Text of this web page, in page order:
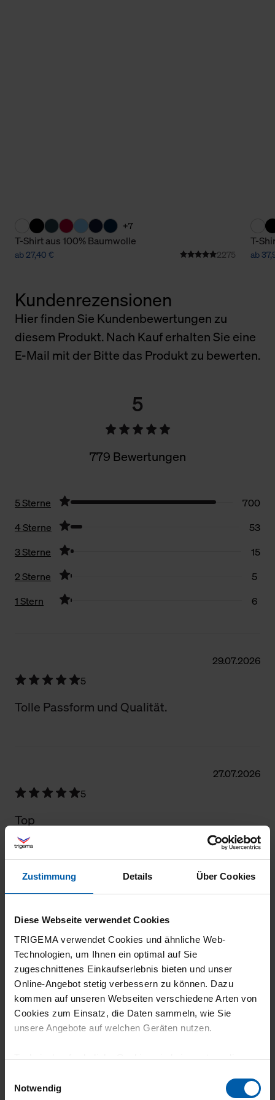
Zustimmung Details Über Cookies
Diese Webseite verwendet Cookies
TRIGEMA verwendet Cookies und ähnliche Web-
Technologien, um Ihnen ein optimal auf Sie
zugeschnittenes Einkaufserlebnis bieten und unser
Online-Angebot stetig verbessern zu können. Dazu
kommen auf unseren Webseiten verschiedene Arten von
Cookies zum Einsatz, die Daten sammeln, wie Sie
unsere Angebote auf welchen Geräten nutzen.
Technisch erforderliche Cookies sind eine notwendige
grundlegende Funktionen wie etwa zur Auswahl und
Notwendig
+7
T-Shirt aus 100% Baumwolle
ab 27,40 € 2275
T-
ab
Kundenrezensionen
Hier finden Sie Kundenbewertungen zu
diesem Produkt. Nach Kauf erhalten Sie eine
E-Mail mit der Bitte das Produkt zu bewerten.
5
779 Bewertungen
5 Sterne
700
4 Sterne
53
3 Sterne
15
2 Sterne
5
1 Stern
6
29.07.2026
5
Tolle Passform und Qualität.
27.07.2026
5
Top
Hallo, ein T-Shirt sieht auf den ersten Blick
immer gleich aus – doch am Ende kommt es
auf die Qualität an. Genau diese Qualität
habe ich bei Trigema gefunden. Das T-Shirt
aus 100 % Baumwolle überzeugt durch einen
hervorragenden Tragekomfort und eine
Marken oft vor allem ihren Namen teuer
verkaufen, steht bei Trigema die Qualität im